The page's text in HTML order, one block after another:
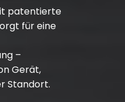
patentierte
für eine
–
Gerät,
Standort.